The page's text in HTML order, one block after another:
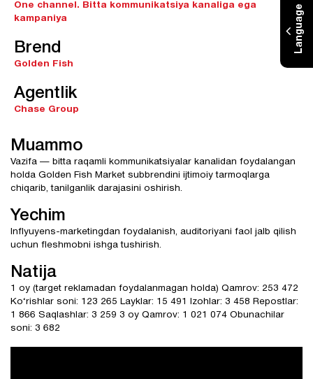
Language
One channel. Bitta kommunikatsiya kanaliga ega
kampaniya
Brend
Golden Fish
Agentlik
Chase Group
Muammo
Vazifa — bitta raqamli kommunikatsiyalar kanalidan foydalangan
holda Golden Fish Market subbrendini ijtimoiy tarmoqlarga
chiqarib, tanilganlik darajasini oshirish.
Yechim
Inflyuyens-marketingdan foydalanish, auditoriyani faol jalb qilish
uchun fleshmobni ishga tushirish.
Natija
1 oy (target reklamadan foydalanmagan holda) Qamrov: 253 472
Ko‘rishlar soni: 123 265 Layklar: 15 491 Izohlar: 3 458 Repostlar:
1 866 Saqlashlar: 3 259 3 oy Qamrov: 1 021 074 Obunachilar
soni: 3 682